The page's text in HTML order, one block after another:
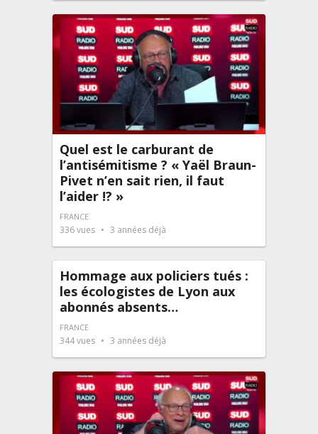
Quel est le carburant de
l’antisémitisme ? « Yaël Braun-
Pivet n’en sait rien, il faut
l’aider !? »
FRANCE
336vues 3 années déjà
Hommage aux policiers tués :
les écologistes de Lyon aux
abonnés absents…
FRANCE
344vues 3 années déjà